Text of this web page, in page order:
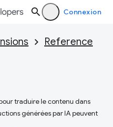
Connexion
Reference
traduire le contenu dans
générées par IA peuvent